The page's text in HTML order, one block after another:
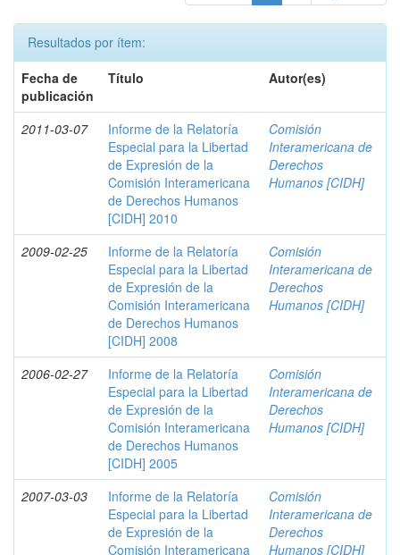
Resultados por ítem:
Fecha de
publicación
Título Autor(es)
2011-03-07
Informe de la Relatoría
Especial para la Libertad
de Expresión de la
Comisión Interamericana
de Derechos Humanos
[CIDH] 2010
Comisión
Interamericana de
Derechos
Humanos [CIDH]
2009-02-25
Informe de la Relatoría
Especial para la Libertad
de Expresión de la
Comisión Interamericana
de Derechos Humanos
[CIDH] 2008
Comisión
Interamericana de
Derechos
Humanos [CIDH]
2006-02-27
Informe de la Relatoría
Especial para la Libertad
de Expresión de la
Comisión Interamericana
de Derechos Humanos
[CIDH] 2005
Comisión
Interamericana de
Derechos
Humanos [CIDH]
2007-03-03
Informe de la Relatoría
Especial para la Libertad
de Expresión de la
Comisión Interamericana
Comisión
Interamericana de
Derechos
Humanos [CIDH]